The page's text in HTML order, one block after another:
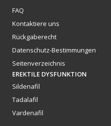
FAQ
Kontaktiere uns
Rückgaberecht
Datenschutz-Bestimmungen
Seitenverzeichnis
EREKTILE DYSFUNKTION
Sildenafil
Tadalafil
Vardenafil